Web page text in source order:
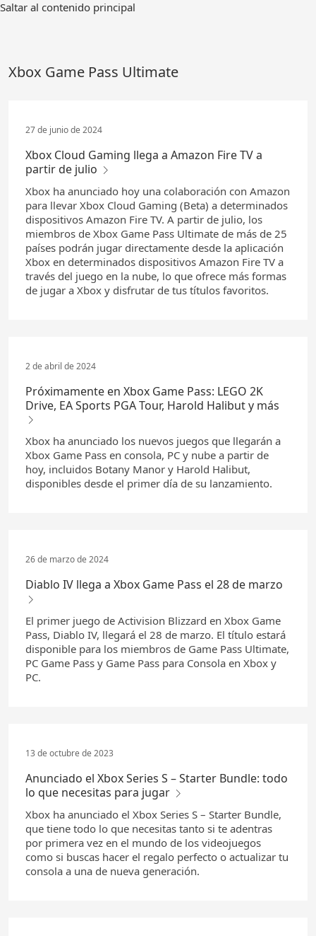
Ir
Saltar al contenido principal
Xbox Game Pass Ultimate
27 de junio de 2024
Xbox Cloud Gaming llega a Amazon Fire TV a
partir de julio
Xbox ha anunciado hoy una colaboración con Amazon
para llevar Xbox Cloud Gaming (Beta) a determinados
dispositivos Amazon Fire TV. A partir de julio, los
miembros de Xbox Game Pass Ultimate de más de 25
países podrán jugar directamente desde la aplicación
Xbox en determinados dispositivos Amazon Fire TV a
través del juego en la nube, lo que ofrece más formas
de jugar a Xbox y disfrutar de tus títulos favoritos.
2 de abril de 2024
Próximamente en Xbox Game Pass: LEGO 2K
Drive, EA Sports PGA Tour, Harold Halibut y más
Xbox ha anunciado los nuevos juegos que llegarán a
Xbox Game Pass en consola, PC y nube a partir de
hoy, incluidos Botany Manor y Harold Halibut,
disponibles desde el primer día de su lanzamiento.
26 de marzo de 2024
Diablo IV llega a Xbox Game Pass el 28 de marzo
El primer juego de Activision Blizzard en Xbox Game
Pass, Diablo IV, llegará el 28 de marzo. El título estará
disponible para los miembros de Game Pass Ultimate,
PC Game Pass y Game Pass para Consola en Xbox y
PC.
13 de octubre de 2023
Anunciado el Xbox Series S – Starter Bundle: todo
lo que necesitas para jugar
Xbox ha anunciado el Xbox Series S – Starter Bundle,
que tiene todo lo que necesitas tanto si te adentras
por primera vez en el mundo de los videojuegos
como si buscas hacer el regalo perfecto o actualizar tu
consola a una de nueva generación.